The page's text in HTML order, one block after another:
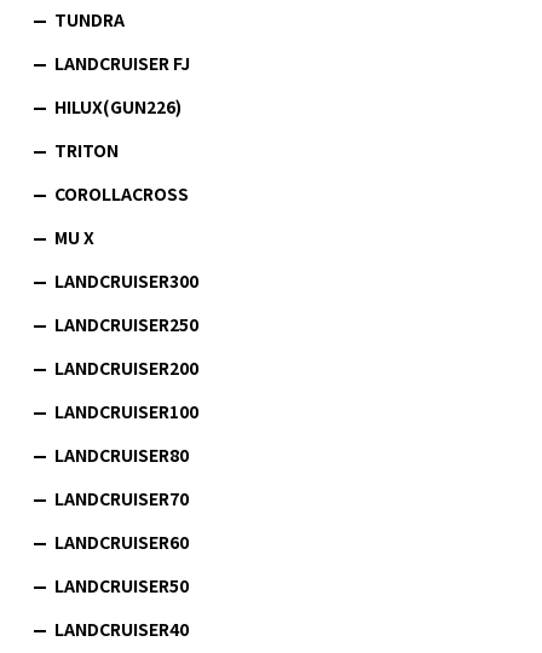
TUNDRA
LANDCRUISER FJ
HILUX(GUN226)
TRITON
COROLLACROSS
MU X
LANDCRUISER300
LANDCRUISER250
LANDCRUISER200
LANDCRUISER100
LANDCRUISER80
LANDCRUISER70
LANDCRUISER60
LANDCRUISER50
LANDCRUISER40